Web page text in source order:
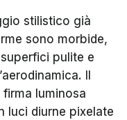
stilistico già
sono morbide,
pulite e
Il
luminosa
luci diurne pixelate